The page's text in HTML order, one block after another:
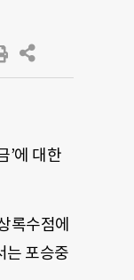
’에 대한
록수점에
는 포승중